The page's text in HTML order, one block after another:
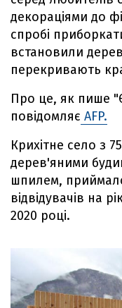
декораціями до
спробі
встановили
перекривають
Про це, як пише
повідомляє AFP.
Крихітне село з
дерев'яними
шпилем,
відвідувачів на
2020 році.